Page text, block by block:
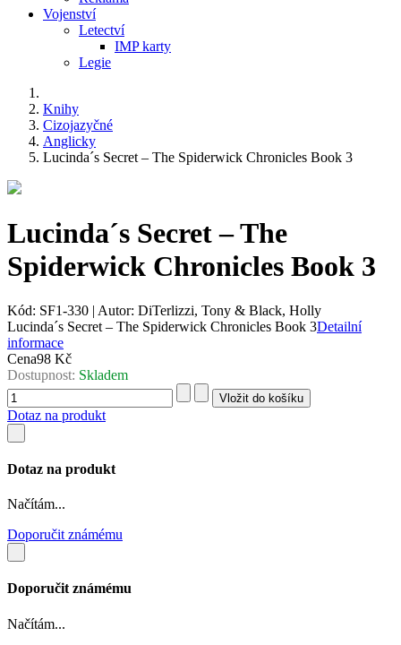
Vojenství
Letectví
IMP karty
Legie
Knihy
Cizojazyčné
Anglicky
Lucinda´s Secret – The Spiderwick Chronicles Book 3
Lucinda´s Secret – The
Spiderwick Chronicles Book 3
Kód: SF1-330 | Autor: DiTerlizzi, Tony & Black, Holly
Lucinda´s Secret – The Spiderwick Chronicles Book 3Detailní
informace
Cena98 Kč
Dostupnost: Skladem
Dotaz na produkt
Dotaz na produkt
Načítám...
Doporučit známému
Doporučit známému
Načítám...